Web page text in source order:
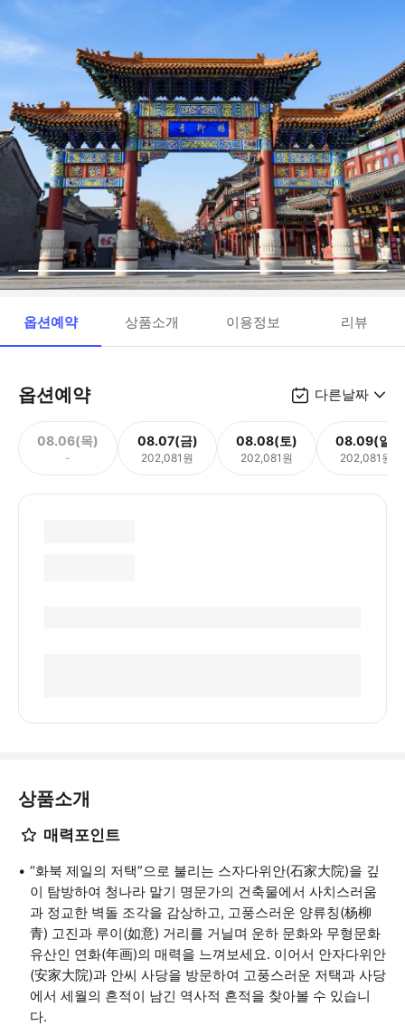
옵션예약 상품소개 이용정보 리뷰
옵션예약 다른날짜
08.06(목)
-
08.07(금)
202,081원
08.08(토)
202,081원
08.09(일)
202,081원
상품소개
매력포인트
“화북 제일의 저택”으로 불리는 스자다위안(石家大院)을 깊
이 탐방하여 청나라 말기 명문가의 건축물에서 사치스러움
과 정교한 벽돌 조각을 감상하고, 고풍스러운 양류칭(杨柳
青) 고진과 루이(如意) 거리를 거닐며 운하 문화와 무형문화
유산인 연화(年画)의 매력을 느껴보세요. 이어서 안자다위안
(安家大院)과 안씨 사당을 방문하여 고풍스러운 저택과 사당
에서 세월의 흔적이 남긴 역사적 흔적을 찾아볼 수 있습니
다.